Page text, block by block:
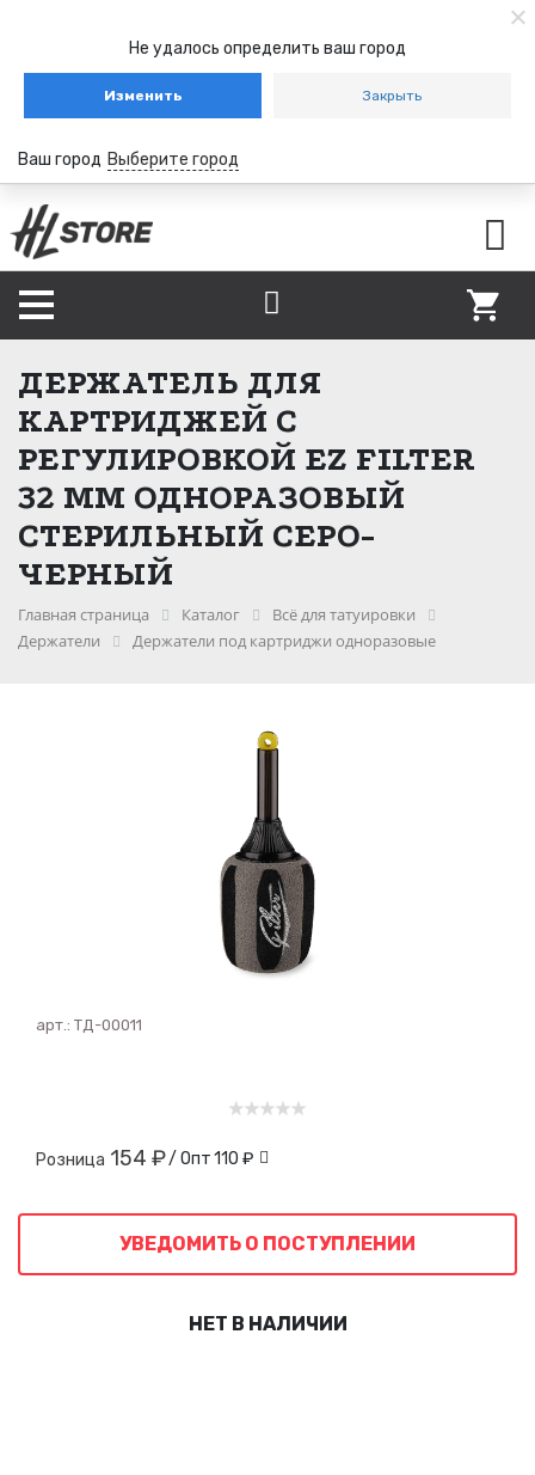
Не удалось определить ваш город
Изменить Закрыть
Ваш город Выберите город
ДЕРЖАТЕЛЬ ДЛЯ
КАРТРИДЖЕЙ С
РЕГУЛИРОВКОЙ EZ FILTER
32 ММ ОДНОРАЗОВЫЙ
СТЕРИЛЬНЫЙ СЕРО-
ЧЕРНЫЙ
Главная страница Каталог
Всё для татуировки
Держатели
Держатели под картриджи одноразовые
арт.: ТД-00011
Розница 154 ₽/ Опт110 ₽
УВЕДОМИТЬ О ПОСТУПЛЕНИИ
НЕТ В НАЛИЧИИ